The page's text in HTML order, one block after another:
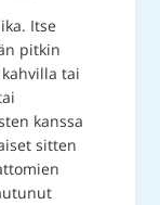
Itse
pitkin
tai
kanssa
sitten